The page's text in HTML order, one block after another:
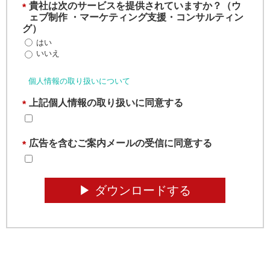
* 貴社は次のサービスを提供されていますか？（ウ
ェブ制作 ・マーケティング支援・コンサルティン
グ）
はい
いいえ
個人情報の取り扱いについて
* 上記個人情報の取り扱いに同意する
* 広告を含むご案内メールの受信に同意する
▶︎ ダウンロードする